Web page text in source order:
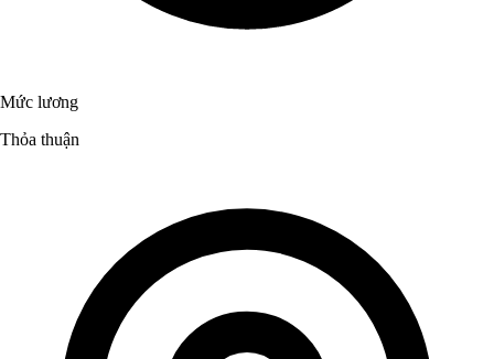
Mức lương
Thỏa thuận